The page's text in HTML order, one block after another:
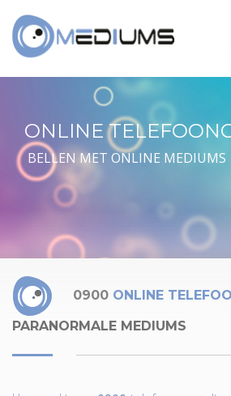
ONLINE
BELLEN MET ONLINE MEDIUMS
0900 ONLINE
PARANORMALE MEDIUMS